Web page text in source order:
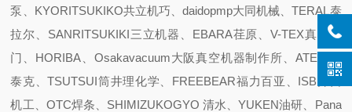
泵、KYORITSUKIKO共立机巧、daidopmp大同机械、TERAL泰
拉尔、SANRITSUKIKI三立机器、EBARA荏原、V-TEX真空阀
门、HORIBA、Osakavacuum大阪真空机器制作所、ATEC 爱
泰克、TSUTSUI筒井理化学、FREEBEAR福力百亚、ISB井口
机工、OTC焊条、SHIMIZUKOGYO 清水、YUKEN油研、Pana